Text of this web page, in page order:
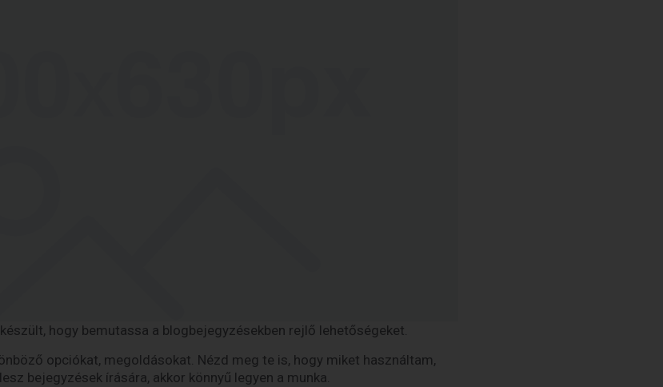
hogy bemutassa a blogbejegyzésekben rejlő lehetőségeket.
opciókat, megoldásokat. Nézd meg te is, hogy miket használtam,
bejegyzések írására, akkor könnyű legyen a munka.